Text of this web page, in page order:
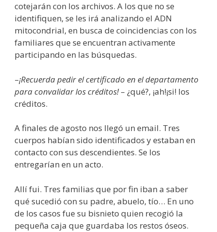
cotejarán con los archivos. A los que no se
identifiquen, se les irá analizando el ADN
mitocondrial, en busca de coincidencias con los
familiares que se encuentran activamente
participando en las búsquedas.
–¡Recuerda pedir el certificado en el departamento
para convalidar los créditos!– ¿qué?, ¡ah!¡si! los
créditos.
A finales de agosto nos llegó un email. Tres
cuerpos habían sido identificados y estaban en
contacto con sus descendientes. Se los
entregarían en un acto.
Allí fui. Tres familias que por fin iban a saber
qué sucedió con su padre, abuelo, tío… En uno
de los casos fue su bisnieto quien recogió la
pequeña caja que guardaba los restos óseos.